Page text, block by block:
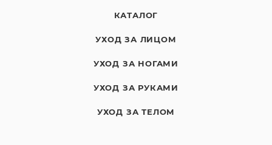
КАТАЛОГ
УХОД ЗА ЛИЦОМ
УХОД ЗА НОГАМИ
УХОД ЗА РУКАМИ
УХОД ЗА ТЕЛОМ